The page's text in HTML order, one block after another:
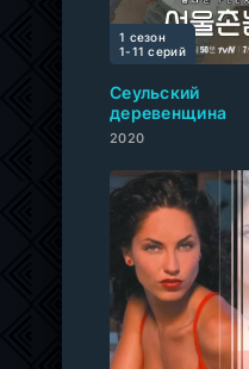
Сеульский
деревенщина
2020
1 сезон
1-11 cерий